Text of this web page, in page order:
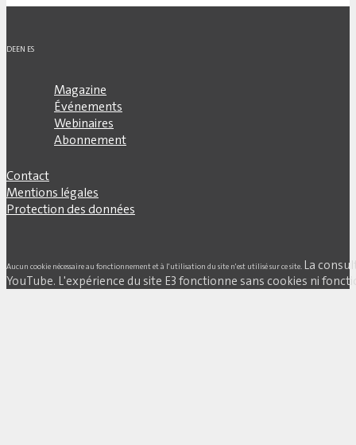
DEEN ES
Magazine
Événements
Webinaires
Abonnement
Contact
Mentions légales
Protection des données
Aucun cookie nécessaire au fonctionnement et à l'utilisation du site n'est utilisé sur ce site. La
YouTube. L'expérience du site E3 fonctionne sans cookies ni